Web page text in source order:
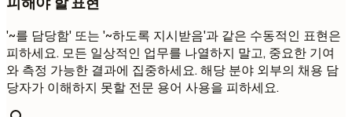
'~를 담당함' 또는 '~하도록 지시받음'과 같은 수동적인 표현은
피하세요. 모든 일상적인 업무를 나열하지 말고, 중요한 기여
와 측정 가능한 결과에 집중하세요. 해당 분야 외부의 채용 담
당자가 이해하지 못할 전문 용어 사용을 피하세요.